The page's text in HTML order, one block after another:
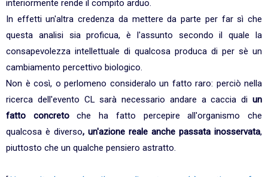
interiormente rende il compito arduo.
In effetti un'altra credenza da mettere da parte per far sì che
questa analisi sia proficua, è l'assunto secondo il quale la
consapevolezza intellettuale di qualcosa produca di per sè un
cambiamento percettivo biologico.
Non è così, o perlomeno consideralo un fatto raro: perciò nella
ricerca dell'evento CL sarà necessario andare a caccia di un
fatto concretoche ha fatto percepire all'organismo che
qualcosa è diverso, un'azione reale anche passata inosservata,
piuttosto che un qualche pensiero astratto.